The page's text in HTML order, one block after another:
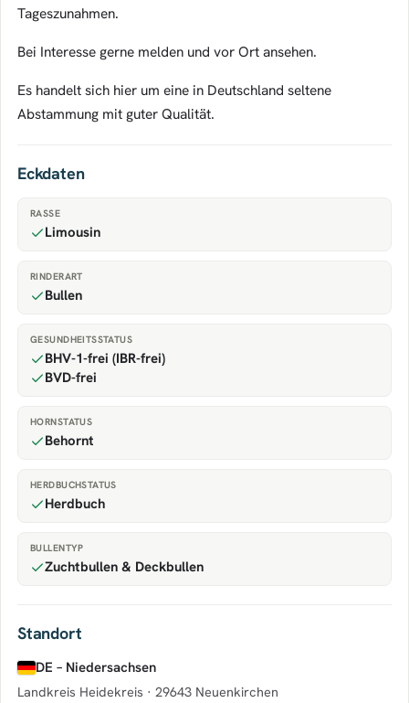
Tageszunahmen.
Bei Interesse gerne melden und vor Ort ansehen.
Es handelt sich hier um eine in Deutschland seltene
Abstammung mit guter Qualität.
Eckdaten
RASSE
Limousin
RINDERART
Bullen
GESUNDHEITSSTATUS
BHV-1-frei (IBR-frei)
BVD-frei
HORNSTATUS
Behornt
HERDBUCHSTATUS
Herdbuch
BULLENTYP
Zuchtbullen & Deckbullen
Standort
DE – Niedersachsen
Landkreis Heidekreis · 29643 Neuenkirchen